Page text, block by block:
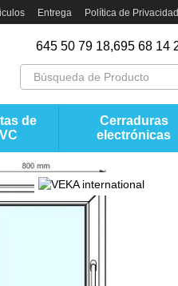
Entrega Política de Privacidad
645 50 79 18,695 68 14
de
Cerraduras
electrónicas